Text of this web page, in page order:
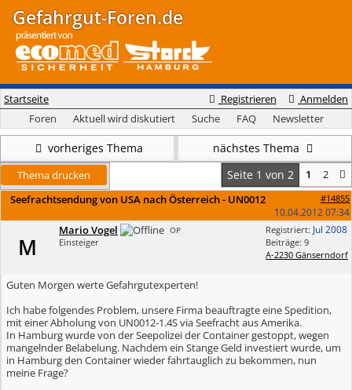
Gefahrgut-Foren.de
Registrieren Anmelden
Startseite
Foren
Aktuell wird diskutiert Suche FAQ Newsletter
vorheriges Thema nächstes Thema
Thema drucken Seite 1 von 2 1
2
Seefrachtsendung von USA nach Österreich - UN0012
#14855
10.04.201207:34
Registriert: Jul 2008
Beiträge: 9
A-2230 Gänserndorf
M
Mario Vogel OP
Einsteiger
Guten Morgen werte Gefahrgutexperten!
Ich habe folgendes Problem, unsere Firma beauftragte eine Spedition,
mit einer Abholung von UN0012-1.4S via Seefracht aus Amerika.
In Hamburg wurde von der Seepolizei der Container gestoppt, wegen
mangelnder Belabelung. Nachdem ein Stange Geld investiert wurde, um
in Hamburg den Container wieder fahrtauglich zu bekommen, nun
meine Frage?